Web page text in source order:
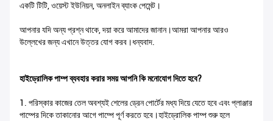
একটি টিটি, ওয়েস্ট ইউনিয়ন, অনলাইন ব্যাংক পেমেন্ট।
আপনার যদি অন্য প্রশ্ন থাকে, দয়া করে আমাদের জানান।আমরা আপনার আরও
উল্লেখের জন্য এখানে উত্তর যোগ করব।ধন্যবাদ.
হাইড্রোলিক পাম্প ব্যবহার করার সময় আপনি কি মনোযোগ দিতে হবে?
1. পরিস্কার কাজের তেল অবশ্যই শেলের ড্রেন পোর্টের মধ্য দিয়ে যেতে হবে এবং প্লাঞ্জার
পাম্পের দিকে তাকানোর আগে পাম্পে পূর্ণ করতে হবে।হাইড্রোলিক পাম্প শুরু হলে